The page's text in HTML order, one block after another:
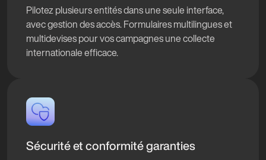
Pilotez plusieurs entités dans une seule interface,
avec gestion des accès. Formulaires multilingues et
multidevises pour vos campagnes une collecte
internationale efficace.
Sécurité et conformité garanties